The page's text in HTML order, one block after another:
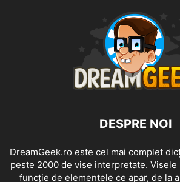
DESPRE NOI
DreamGeek.ro este cel mai complet
peste 2000 de vise interpretate.
funcție de elementele ce apar, de la